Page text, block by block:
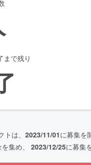
まで残り
は、 2023/11/01に募集を
集め、 2023/12/25に募集